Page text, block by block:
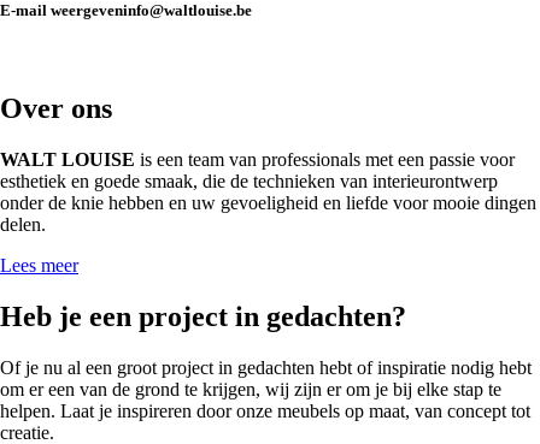
E-mail weergeveninfo@waltlouise.be
Over ons
WALT LOUISE is een team van professionals met een passie voor
esthetiek en goede smaak, die de technieken van interieurontwerp
onder de knie hebben en uw gevoeligheid en liefde voor mooie dingen
delen.
Lees meer
Heb je een project in gedachten?
Of je nu al een groot project in gedachten hebt of inspiratie nodig hebt
om er een van de grond te krijgen, wij zijn er om je bij elke stap te
helpen. Laat je inspireren door onze meubels op maat, van concept tot
creatie.